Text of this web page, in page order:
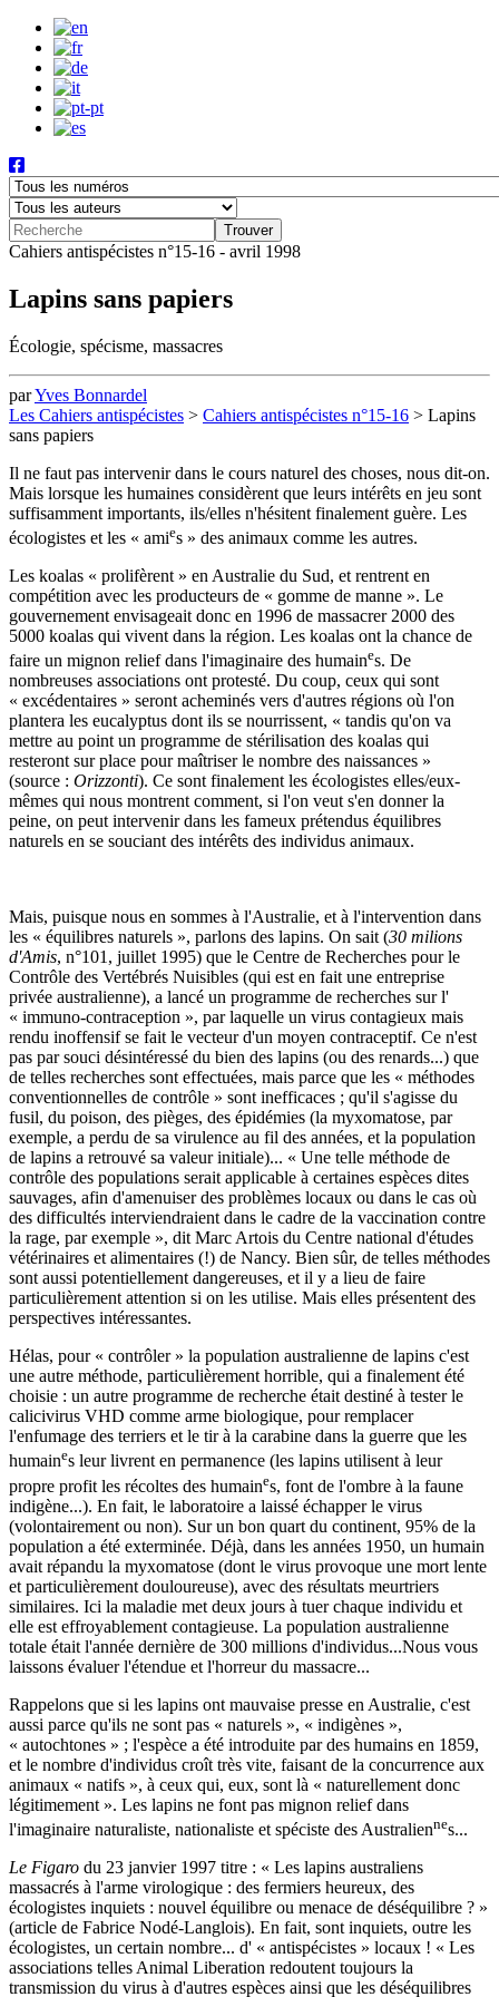
Cahiers antispécistes n°15-16 - avril 1998
Lapins sans papiers
Écologie, spécisme, massacres
parYves Bonnardel
Les Cahiers antispécistes > Cahiers antispécistes n°15-16 > Lapins
sans papiers
Il ne faut pas intervenir dans le cours naturel des choses, nous dit-on.
Mais lorsque les humaines considèrent que leurs intérêts en jeu sont
suffisamment importants, ils/elles n'hésitent finalement guère. Les
écologistes et les « amies » des animaux comme les autres.
Les koalas « prolifèrent » en Australie du Sud, et rentrent en
compétition avec les producteurs de « gomme de manne ». Le
gouvernement envisageait donc en 1996 de massacrer 2000 des
5000 koalas qui vivent dans la région. Les koalas ont la chance de
faire un mignon relief dans l'imaginaire des humaines. De
nombreuses associations ont protesté. Du coup, ceux qui sont
« excédentaires » seront acheminés vers d'autres régions où l'on
plantera les eucalyptus dont ils se nourrissent, « tandis qu'on va
mettre au point un programme de stérilisation des koalas qui
resteront sur place pour maîtriser le nombre des naissances »
(source : Orizzonti). Ce sont finalement les écologistes elles/eux-
mêmes qui nous montrent comment, si l'on veut s'en donner la
peine, on peut intervenir dans les fameux prétendus équilibres
naturels en se souciant des intérêts des individus animaux.
Mais, puisque nous en sommes à l'Australie, et à l'intervention dans
les « équilibres naturels », parlons des lapins. On sait (30 milions
d'Amis, n°101, juillet 1995) que le Centre de Recherches pour le
Contrôle des Vertébrés Nuisibles (qui est en fait une entreprise
privée australienne), a lancé un programme de recherches sur l'
« immuno-contraception », par laquelle un virus contagieux mais
rendu inoffensif se fait le vecteur d'un moyen contraceptif. Ce n'est
pas par souci désintéressé du bien des lapins (ou des renards...) que
de telles recherches sont effectuées, mais parce que les « méthodes
conventionnelles de contrôle » sont inefficaces ; qu'il s'agisse du
fusil, du poison, des pièges, des épidémies (la myxomatose, par
exemple, a perdu de sa virulence au fil des années, et la population
de lapins a retrouvé sa valeur initiale)... « Une telle méthode de
contrôle des populations serait applicable à certaines espèces dites
sauvages, afin d'amenuiser des problèmes locaux ou dans le cas où
des difficultés interviendraient dans le cadre de la vaccination contre
la rage, par exemple », dit Marc Artois du Centre national d'études
vétérinaires et alimentaires (!) de Nancy. Bien sûr, de telles méthodes
sont aussi potentiellement dangereuses, et il y a lieu de faire
particulièrement attention si on les utilise. Mais elles présentent des
perspectives intéressantes.
Hélas, pour « contrôler » la population australienne de lapins c'est
une autre méthode, particulièrement horrible, qui a finalement été
choisie : un autre programme de recherche était destiné à tester le
calicivirus VHD comme arme biologique, pour remplacer
l'enfumage des terriers et le tir à la carabine dans la guerre que les
humaines leur livrent en permanence (les lapins utilisent à leur
propre profit les récoltes des humaines, font de l'ombre à la faune
indigène...). En fait, le laboratoire a laissé échapper le virus
(volontairement ou non). Sur un bon quart du continent, 95% de la
population a été exterminée. Déjà, dans les années 1950, un humain
avait répandu la myxomatose (dont le virus provoque une mort lente
et particulièrement douloureuse), avec des résultats meurtriers
similaires. Ici la maladie met deux jours à tuer chaque individu et
elle est effroyablement contagieuse. La population australienne
totale était l'année dernière de 300 millions d'individus...Nous vous
laissons évaluer l'étendue et l'horreur du massacre...
Rappelons que si les lapins ont mauvaise presse en Australie, c'est
aussi parce qu'ils ne sont pas « naturels », « indigènes »,
« autochtones » ; l'espèce a été introduite par des humains en 1859,
et le nombre d'individus croît très vite, faisant de la concurrence aux
animaux « natifs », à ceux qui, eux, sont là « naturellement donc
légitimement ». Les lapins ne font pas mignon relief dans
l'imaginaire naturaliste, nationaliste et spéciste des Australiennes...
Le Figaro du 23 janvier 1997 titre : « Les lapins australiens
massacrés à l'arme virologique : des fermiers heureux, des
écologistes inquiets : nouvel équilibre ou menace de déséquilibre ? »
(article de Fabrice Nodé-Langlois). En fait, sont inquiets, outre les
écologistes, un certain nombre... d' « antispécistes » locaux ! « Les
associations telles Animal Liberation redoutent toujours la
transmission du virus à d'autres espèces ainsi que les déséquilibres